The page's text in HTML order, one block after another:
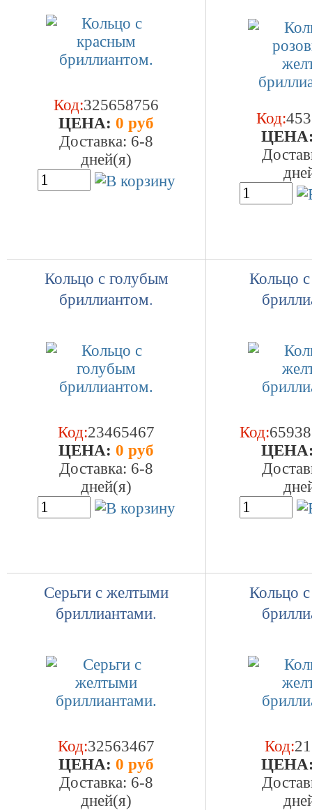
Код:325658756
ЦEHA: 0 руб
Доставка: 6-8
дней(я)
Код:
Кольцо с голубым
бриллиантом.
Код:23465467
ЦEHA: 0 руб
Доставка: 6-8
дней(я)
Кольцо
Код:
Серьги с желтыми
бриллиантами.
Код:32563467
ЦEHA: 0 руб
Доставка: 6-8
дней(я)
Кольцо
Код: